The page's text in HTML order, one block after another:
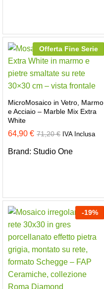
Offerta Fine Serie
MicroMosaico in Vetro, Marmo
e Acciaio – Marble Mix Extra
White
64,90 € 71,20€ IVA Inclusa
Brand: Studio One
-19%